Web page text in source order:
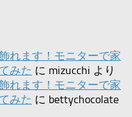
れます！モニターで家
みた に mizucchi より
れます！モニターで家
みた に bettychocolate